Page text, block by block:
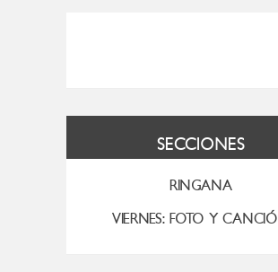
SECCIONES
RINGANA
VIERNES: FOTO Y